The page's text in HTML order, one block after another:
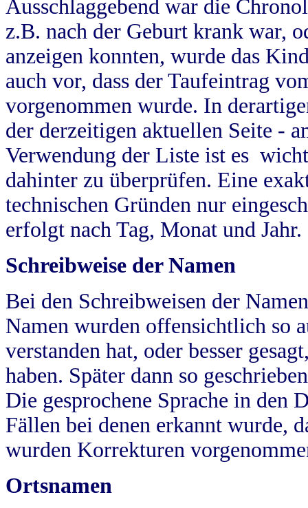
Ausschlaggebend war die
z.B. nach der Geburt krank war,
anzeigen konnten, wurde das
auch vor, dass der Taufeintrag
vorgenommen wurde. In
der derzeitigen aktuellen Seite -
Verwendung der Liste ist es
dahinter zu überprüfen. Eine
technischen Gründen nur
erfolgt nach Tag, Monat und Jahr.
Schreibweise der Namen
Bei den Schreibweisen der
Namen wurden offensichtlich so
verstanden hat, oder besser
haben. Später dann so
Die gesprochene Sprache in
Fällen bei denen erkannt wurde,
wurden Korrekturen
Ortsnamen